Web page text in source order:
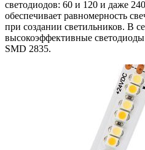
светодиодов: 60 и 120 и даже
обеспечивает равномерность
при создании светильников. В
высокоэффективные
SMD 2835.